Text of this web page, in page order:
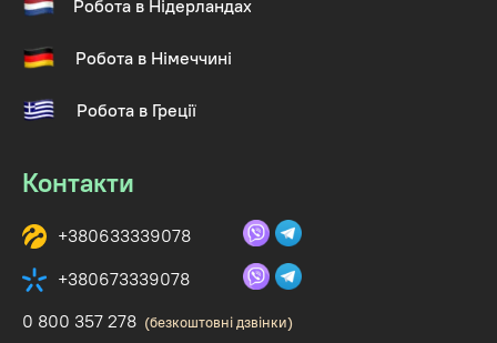
Контакти
+380633339078
+380673339078
Робота в Нідерландах
Робота в Німеччині
Робота в Греції
(безкоштовні дзвінки)
0 800 357 278